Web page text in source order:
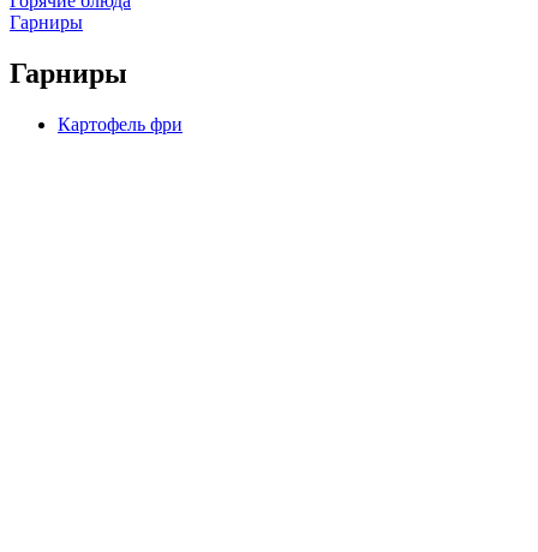
Гарниры
Гарниры
Картофель фри